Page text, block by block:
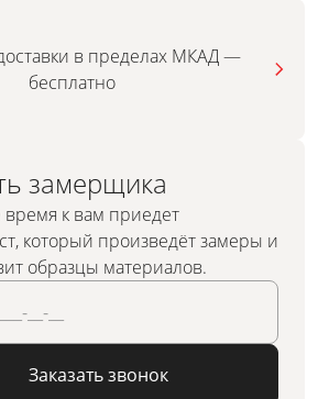
в пределах МКАД —
бесплатно
замерщика
время к вам приедет
который произведёт замеры и
образцы материалов.
Заказать звонок